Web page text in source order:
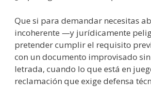
Que si para demandar necesitas
incoherente —y jurídicamente
pretender cumplir el requisito
con un documento improvisado
letrada, cuando lo que está en
reclamación que exige defensa